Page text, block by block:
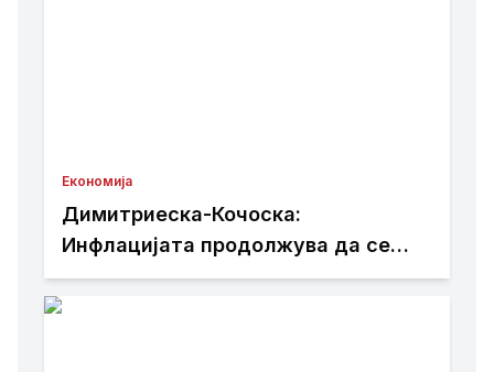
Економија
Димитриеска-Кочоска:
Инфлацијата продолжува да се
намалува